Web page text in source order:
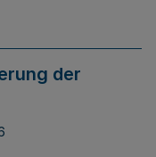
der